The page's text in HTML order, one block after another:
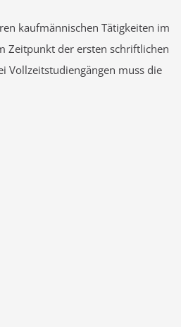
kaufmännischen Tätigkeiten im
Zeitpunkt der ersten schriftlichen
Vollzeitstudiengängen muss die